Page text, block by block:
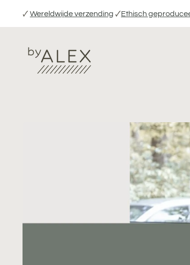
inhoud
🗸 Wereldwijde verzending 🗸Ethisch